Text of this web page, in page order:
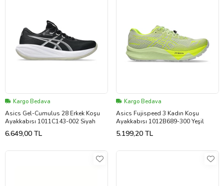
Kargo Bedava
Asics Gel-Cumulus 28 Erkek Koşu
Ayakkabısı 1011C143-002 Siyah
6.649,00 TL
Kargo Bedava
Asics Fujispeed 3 Kadın Koşu
Ayakkabısı 1012B689-300 Yeşil
5.199,20 TL